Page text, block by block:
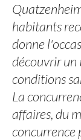
habitants
donne
découvrir un
conditions
La
affaires, du
concurrence